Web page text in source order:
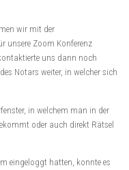
wir mit der
unsere Zoom Konferenz
uns dann noch
Notars weiter, in welcher sich
in welchem man in der
oder auch direkt Rätsel
eingeloggt hatten, konnte es